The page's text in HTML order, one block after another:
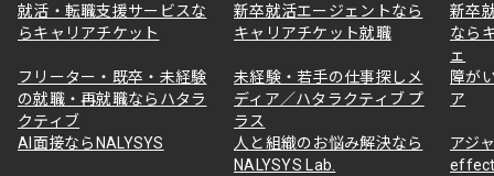
就活・転職支援サービスな
らキャリアチケット
新卒就活エージェントなら
キャリアチケット就職
新卒
なら
ェ
フリーター・既卒・未経験
の就職・再就職ならハタラ
クティブ
未経験・若手の仕事探しメ
ディア／ハタラクティブ プ
ラス
障が
ア
AI面接ならNALYSYS
人と組織のお悩み解決なら
NALYSYS Lab.
アジ